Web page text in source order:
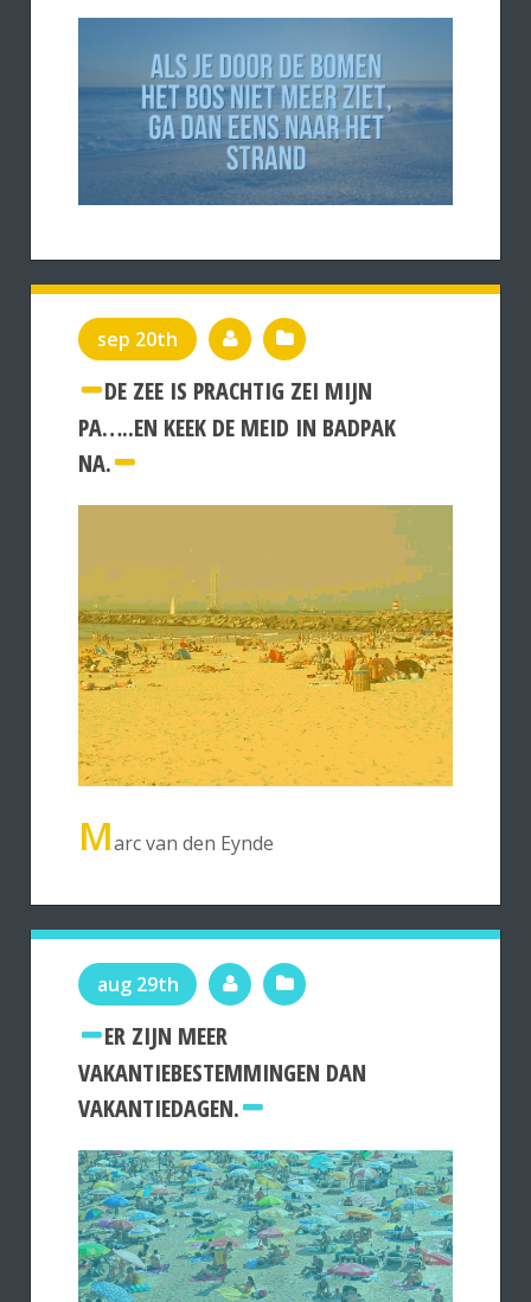
sep 20th
DE ZEE IS PRACHTIG ZEI MIJN
PA…..EN KEEK DE MEID IN BADPAK
NA.
Marc van den Eynde
aug 29th
ER ZIJN MEER
VAKANTIEBESTEMMINGEN DAN
VAKANTIEDAGEN.